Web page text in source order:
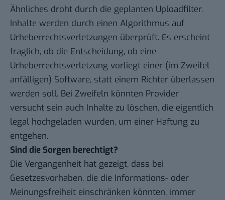
Ähnliches droht durch die geplanten Uploadfilter.
Inhalte werden durch einen Algorithmus auf
Urheberrechtsverletzungen überprüft. Es erscheint
fraglich, ob die Entscheidung, ob eine
Urheberrechtsverletzung vorliegt einer (im Zweifel
anfälligen) Software, statt einem Richter überlassen
werden soll. Bei Zweifeln könnten Provider
versucht sein auch Inhalte zu löschen, die eigentlich
legal hochgeladen wurden, um einer Haftung zu
entgehen.
Sind die Sorgen berechtigt?
Die Vergangenheit hat gezeigt, dass bei
Gesetzesvorhaben, die die Informations- oder
Meinungsfreiheit einschränken könnten, immer